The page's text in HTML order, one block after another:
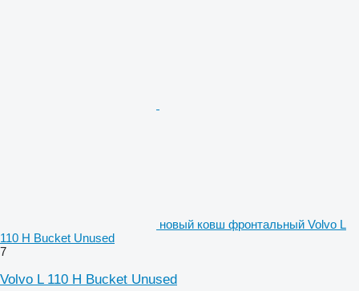
новый ковш фронтальный Volvo L
110 H Bucket Unused
7
Volvo L 110 H Bucket Unused